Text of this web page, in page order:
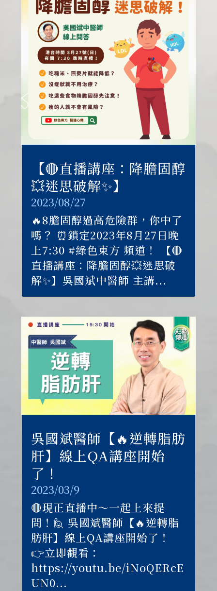
【🔴直播講座：降膽固醇
💥迷思破解✨】
2023/08/27
🔥8膽固醇過高危險群，你中了
嗎？ ⏰鎖定2023年8月27日晚
上7:30 #綠色東方 頻道！ 【🔴
直播講座：降膽固醇💥迷思破
解✨】吳國斌中醫師 主講...
吳國斌醫師【🔥逆轉脂肪
肝】線上QA講座開始
了！
2023/03/9
🔴現正直播中～一起上來提
問！🙋 吳國斌醫師【🔥逆轉脂
肪肝】線上QA講座開始了！
👉立即觀看：
https://youtu.be/iNoQERcE
UN0...